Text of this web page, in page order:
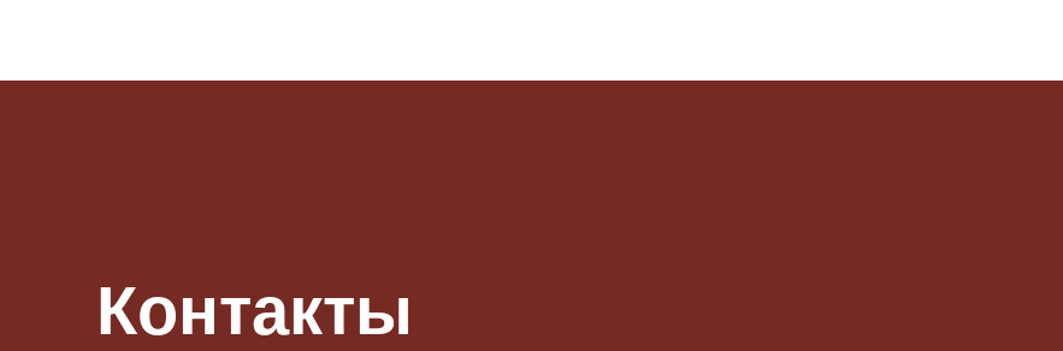
Контакты